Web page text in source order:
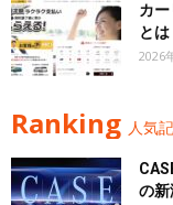
カ
と
2026
Ranking 人気
の新